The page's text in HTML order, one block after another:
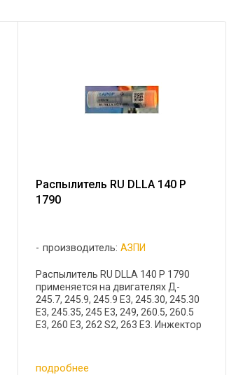
Распылитель RU DLLA 140 P
1790
производитель: АЗПИ
Распылитель RU DLLA 140 P 1790
применяется на двигателях Д-
245.7, 245.9, 245.9 Е3, 245.30, 245.30
Е3, 245.35, 245 E3, 249, 260.5, 260.5
Е3, 260 Е3, 262 S2, 263 E3. Инжектор
подробнее